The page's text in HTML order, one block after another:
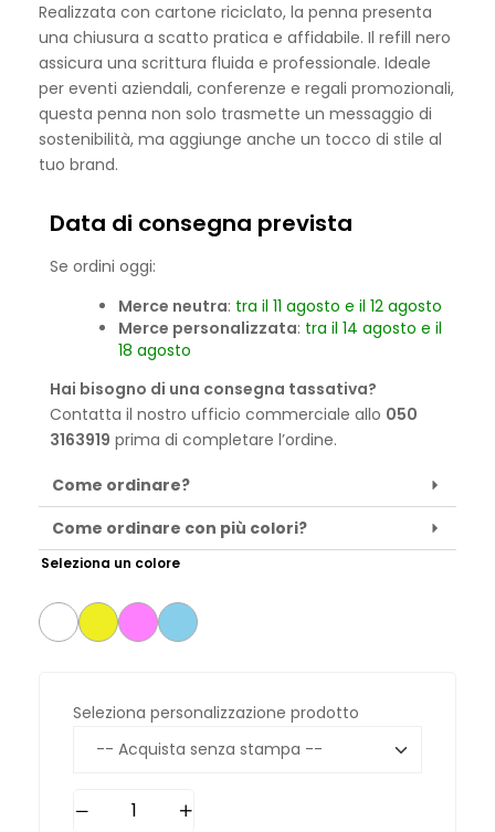
Realizzata con cartone riciclato, la penna presenta
una chiusura a scatto pratica e affidabile. Il refill nero
assicura una scrittura fluida e professionale. Ideale
per eventi aziendali, conferenze e regali promozionali,
questa penna non solo trasmette un messaggio di
sostenibilità, ma aggiunge anche un tocco di stile al
tuo brand.
Data di consegna prevista
Se ordini oggi:
Merce neutra: tra il 11 agosto e il 12 agosto
Merce personalizzata: tra il 14 agosto e il
18 agosto
Hai bisogno di una consegna tassativa?
Contatta il nostro ufficio commerciale allo 050
3163919 prima di completare l’ordine.
Come ordinare?
Come ordinare con più colori?
Seleziona un colore
Seleziona personalizzazione prodotto